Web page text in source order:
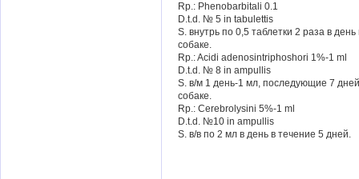
Rp.: Phenobarbitali 0.1
D.t.d. № 5 in tabulettis
S. внутрь по 0,5 таблетки 2 раза в
собаке.
Rp.: Acidi adenosintriphoshori 1%-1 ml
D.t.d. № 8 in ampullis
S. в/м 1 день-1 мл, последующие 7
собаке.
Rp.: Cerebrolysini 5%-1 ml
D.t.d. №10 in ampullis
S. в/в по 2 мл в день в течение 5 дней.